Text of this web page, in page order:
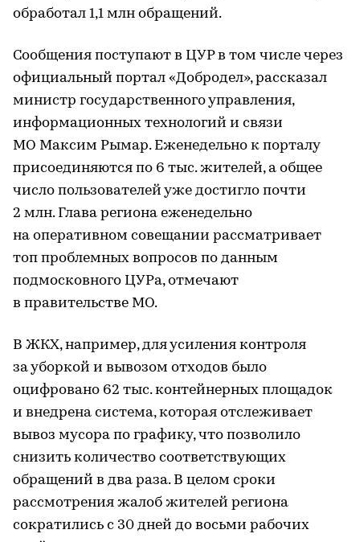
обработал 1,1 млн обращений.
Сообщения поступают в ЦУР в том числе через
официальный портал «Добродел», рассказал
министр государственного управления,
информационных технологий и связи
МО Максим Рымар. Еженедельно к порталу
присоединяются по 6 тыс. жителей, а общее
число пользователей уже достигло почти
2 млн. Глава региона еженедельно
на оперативном совещании рассматривает
топ проблемных вопросов по данным
подмосковного ЦУРа, отмечают
в правительстве МО.
В ЖКХ, например, для усиления контроля
за уборкой и вывозом отходов было
оцифровано 62 тыс. контейнерных площадок
и внедрена система, которая отслеживает
вывоз мусора по графику, что позволило
снизить количество соответствующих
обращений в два раза. В целом сроки
рассмотрения жалоб жителей региона
сократились с 30 дней до восьми рабочих